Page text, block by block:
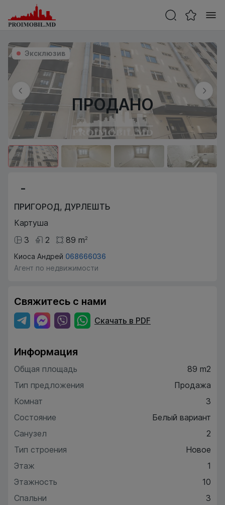
ПРОДАНО
Эксклюзив
-
ПРИГОРОД, ДУРЛЕШТЬ
Картуша
3
2 89 m2
Киоса Андрей 068666036
Агент по недвижимости
Свяжитесь с нами
Скачать в PDF
Информация
Общая площадь
89 m2
Тип предложения
Продажа
Комнат
3
Состояние
Белый вариант
Санузел
2
Тип строения
Новое
Этаж
1
Этажность
10
Спальни
3